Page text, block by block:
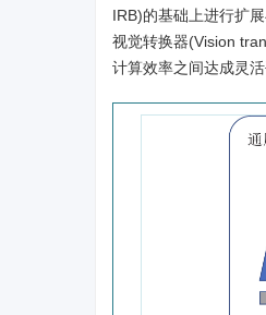
IRB)的基础上进行扩
视觉转换器(Vision
计算效率之间达成灵